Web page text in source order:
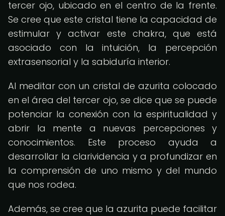
tercer ojo, ubicado en el centro de la frente.
Se cree que este cristal tiene la capacidad de
estimular y activar este chakra, que está
asociado con la intuición, la percepción
extrasensorial y la sabiduría interior.
Al meditar con un cristal de azurita colocado
en el área del tercer ojo, se dice que se puede
potenciar la conexión con la espiritualidad y
abrir la mente a nuevas percepciones y
conocimientos. Este proceso ayuda a
desarrollar la clarividencia y a profundizar en
la comprensión de uno mismo y del mundo
que nos rodea.
Además, se cree que la azurita puede facilitar